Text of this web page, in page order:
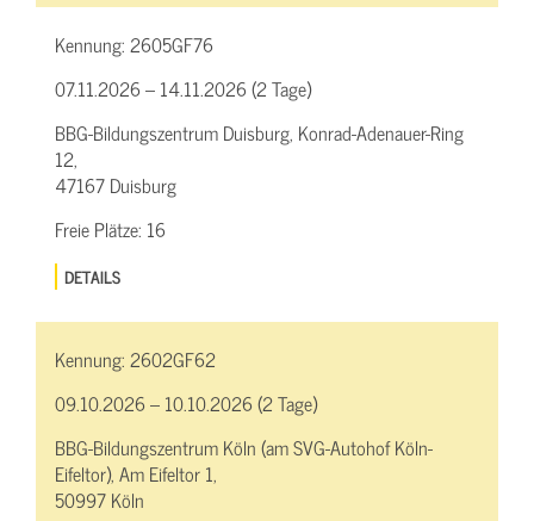
Kennung:2605GF76
07.11.2026 – 14.11.2026 (2 Tage)
BBG-Bildungszentrum Duisburg, Konrad-Adenauer-Ring
12,
47167 Duisburg
Freie Plätze: 16
DETAILS
Kennung:2602GF62
09.10.2026 – 10.10.2026 (2 Tage)
BBG-Bildungszentrum Köln (am SVG-Autohof Köln-
Eifeltor), Am Eifeltor 1,
50997 Köln